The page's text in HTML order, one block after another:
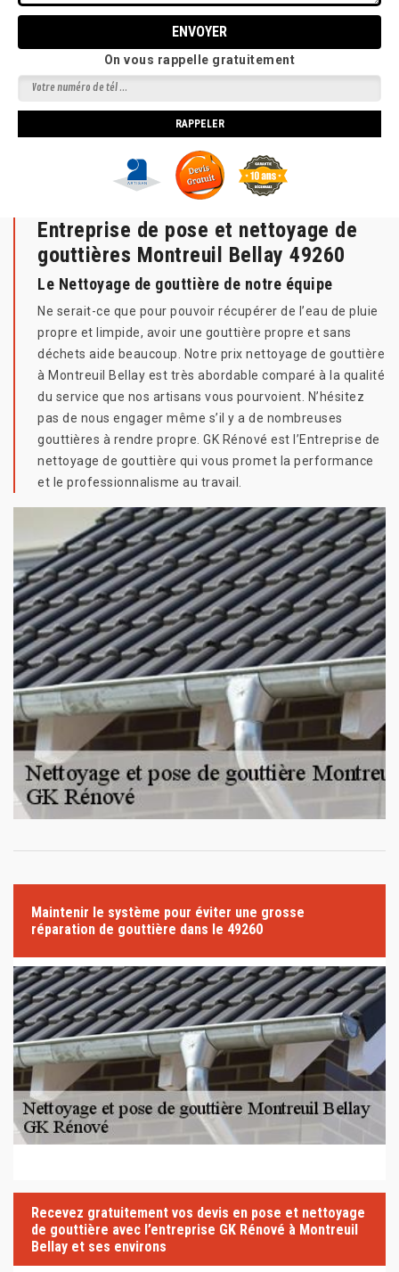
On vous rappelle gratuitement
Entreprise de pose et nettoyage de
gouttières Montreuil Bellay 49260
Le Nettoyage de gouttière de notre équipe
Ne serait-ce que pour pouvoir récupérer de l’eau de pluie
propre et limpide, avoir une gouttière propre et sans
déchets aide beaucoup. Notre prix nettoyage de gouttière
à Montreuil Bellay est très abordable comparé à la qualité
du service que nos artisans vous pourvoient. N’hésitez
pas de nous engager même s’il y a de nombreuses
gouttières à rendre propre. GK Rénové est l’Entreprise de
nettoyage de gouttière qui vous promet la performance
et le professionnalisme au travail.
Maintenir le système pour éviter une grosse
réparation de gouttière dans le 49260
Recevez gratuitement vos devis en pose et nettoyage
de gouttière avec l’entreprise GK Rénové à Montreuil
Bellay et ses environs